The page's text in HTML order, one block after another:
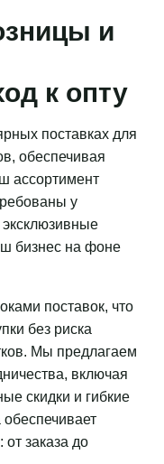
и
к опту
поставках для
обеспечивая
ассортимент
у
эксклюзивные
бизнес на фоне
поставок, что
без риска
Мы предлагаем
включая
скидки и гибкие
от заказа до